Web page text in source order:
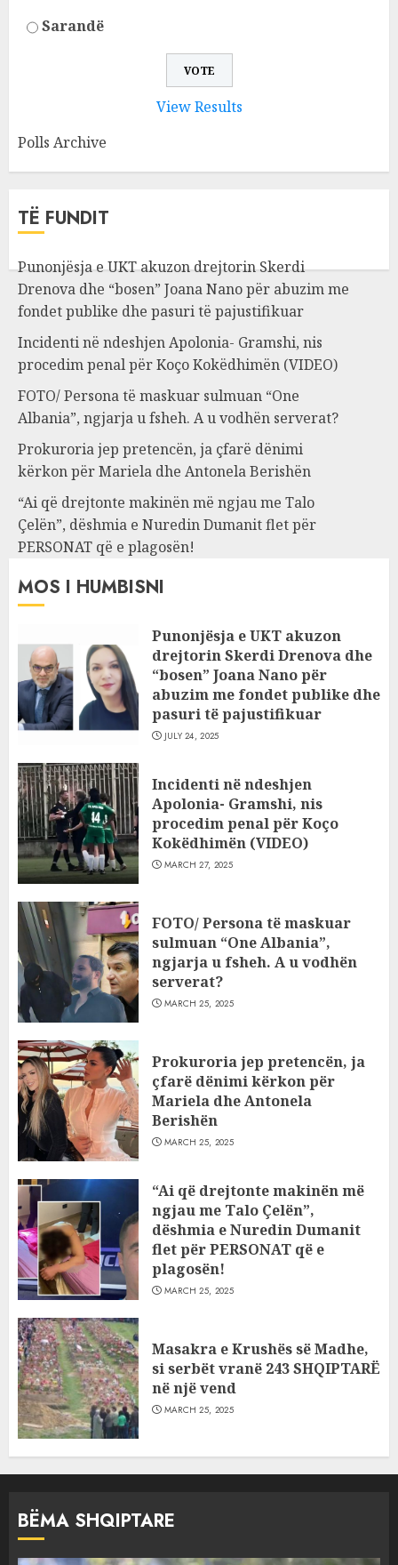
Sarandë
View Results
Polls Archive
TË FUNDIT
Punonjësja e UKT akuzon drejtorin Skerdi
Drenova dhe “bosen” Joana Nano për abuzim me
fondet publike dhe pasuri të pajustifikuar
Incidenti në ndeshjen Apolonia- Gramshi, nis
procedim penal për Koço Kokëdhimën (VIDEO)
FOTO/ Persona të maskuar sulmuan “One
Albania”, ngjarja u fsheh. A u vodhën serverat?
Prokuroria jep pretencën, ja çfarë dënimi
kërkon për Mariela dhe Antonela Berishën
“Ai që drejtonte makinën më ngjau me Talo
Çelën”, dëshmia e Nuredin Dumanit flet për
PERSONAT që e plagosën!
MOS I HUMBISNI
Punonjësja e UKT akuzon
drejtorin Skerdi Drenova dhe
“bosen” Joana Nano për
abuzim me fondet publike dhe
pasuri të pajustifikuar
JULY 24, 2025
Incidenti në ndeshjen
Apolonia- Gramshi, nis
procedim penal për Koço
Kokëdhimën (VIDEO)
MARCH 27, 2025
FOTO/ Persona të maskuar
sulmuan “One Albania”,
ngjarja u fsheh. A u vodhën
serverat?
MARCH 25, 2025
Prokuroria jep pretencën, ja
çfarë dënimi kërkon për
Mariela dhe Antonela
Berishën
MARCH 25, 2025
“Ai që drejtonte makinën më
ngjau me Talo Çelën”,
dëshmia e Nuredin Dumanit
flet për PERSONAT që e
plagosën!
MARCH 25, 2025
Masakra e Krushës së Madhe,
si serbët vranë 243 SHQIPTARË
në një vend
MARCH 25, 2025
BËMA SHQIPTARE